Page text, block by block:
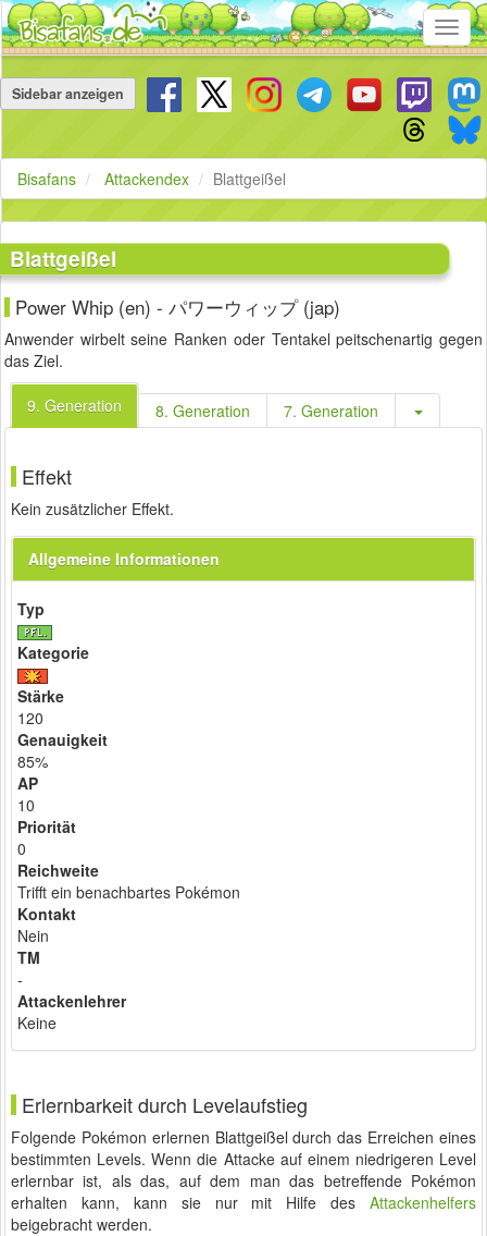
überspringen
Sidebar anzeigen
Bisafans Attackendex Blattgeißel
Blattgeißel
Power Whip (en) - パワーウィップ (jap)
Anwender wirbelt seine Ranken oder Tentakel peitschenartig gegen
das Ziel.
9. Generation 8. Generation 7. Generation
Effekt
Kein zusätzlicher Effekt.
Allgemeine Informationen
Typ
Kategorie
Stärke
120
Genauigkeit
85%
AP
10
Priorität
0
Reichweite
Trifft ein benachbartes Pokémon
Kontakt
Nein
TM
-
Attackenlehrer
Keine
Erlernbarkeit durch Levelaufstieg
Folgende Pokémon erlernen Blattgeißel durch das Erreichen eines
bestimmten Levels. Wenn die Attacke auf einem niedrigeren Level
erlernbar ist, als das, auf dem man das betreffende Pokémon
erhalten kann, kann sie nur mit Hilfe des Attackenhelfers
beigebracht werden.